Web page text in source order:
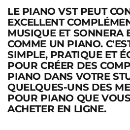
LE PIANO VST PEUT
EXCELLENT
MUSIQUE ET SONNERA
COMME UN PIANO.
SIMPLE, PRATIQUE ET
POUR CRÉER DES
PIANO DANS VOTRE
QUELQUES-UNS DES
POUR PIANO QUE
ACHETER EN LIGNE.